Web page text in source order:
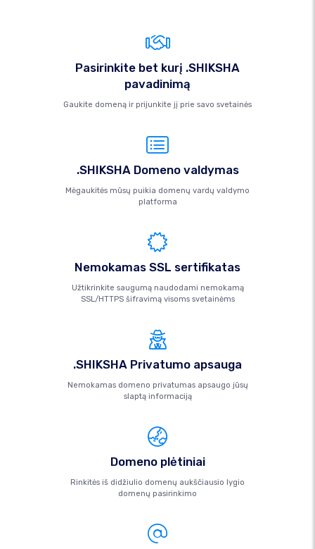
Pasirinkite bet kurį .SHIKSHA
pavadinimą
Gaukite domeną ir prijunkite jį prie savo svetainės
.SHIKSHA Domeno valdymas
Mėgaukitės mūsų puikia domenų vardų valdymo
platforma
Nemokamas SSL sertifikatas
Užtikrinkite saugumą naudodami nemokamą
SSL/HTTPS šifravimą visoms svetainėms
.SHIKSHA Privatumo apsauga
Nemokamas domeno privatumas apsaugo jūsų
slaptą informaciją
Domeno plėtiniai
Rinkitės iš didžiulio domenų aukščiausio lygio
domenų pasirinkimo